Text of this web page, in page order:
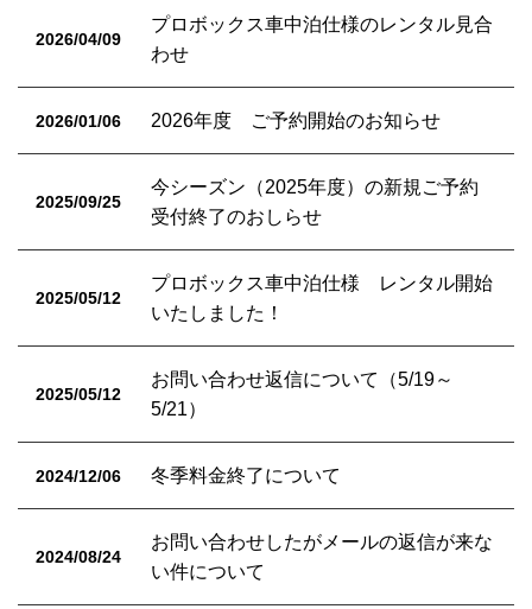
2026/04/09
プロボックス車中泊仕様のレンタル見合
わせ
2026/01/06 2026年度 ご予約開始のお知らせ
2025/09/25
今シーズン（2025年度）の新規ご予約
受付終了のおしらせ
2025/05/12
プロボックス車中泊仕様 レンタル開始
いたしました！
2025/05/12
お問い合わせ返信について（5/19～
5/21）
2024/12/06 冬季料金終了について
2024/08/24
お問い合わせしたがメールの返信が来な
い件について